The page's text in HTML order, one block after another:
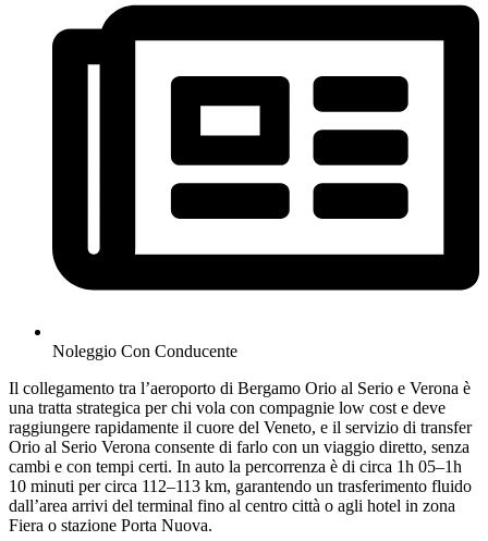
Noleggio Con Conducente
Il collegamento tra l’aeroporto di Bergamo Orio al Serio e Verona è
una tratta strategica per chi vola con compagnie low cost e deve
raggiungere rapidamente il cuore del Veneto, e il servizio di transfer
Orio al Serio Verona consente di farlo con un viaggio diretto, senza
cambi e con tempi certi. In auto la percorrenza è di circa 1h 05–1h
10 minuti per circa 112–113 km, garantendo un trasferimento fluido
dall’area arrivi del terminal fino al centro città o agli hotel in zona
Fiera o stazione Porta Nuova.